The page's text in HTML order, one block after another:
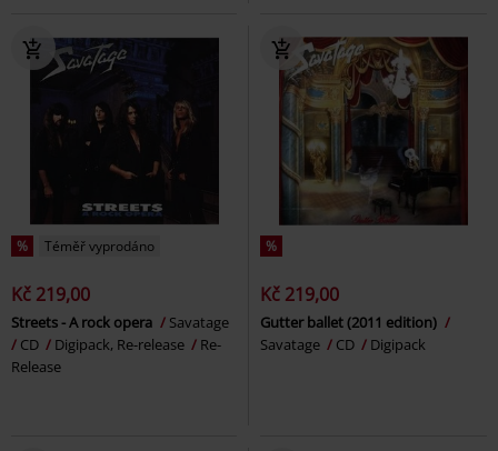
% Téměř vyprodáno
Kč 219,00
Streets - A rock opera
Savatage
CD
Digipack, Re-release
Re-
Release
%
Kč 219,00
Gutter ballet (2011 edition)
Savatage
CD Digipack